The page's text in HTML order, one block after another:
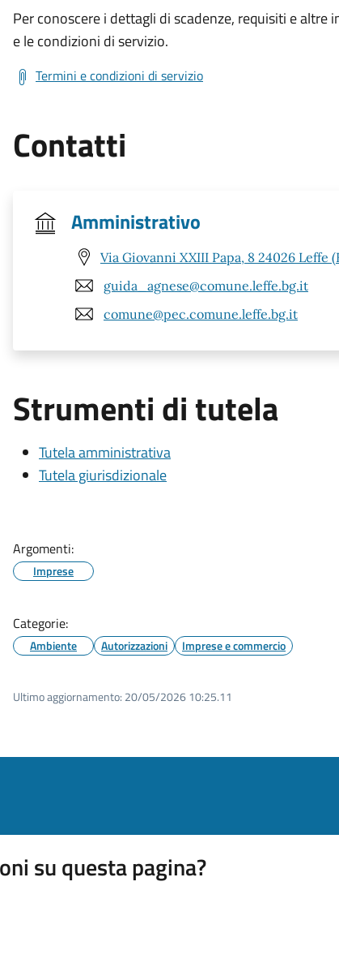
Per conoscere i dettagli di scadenze, requisiti e
e le condizioni di servizio.
Termini e condizioni di servizio
Contatti
Amministrativo
Via Giovanni XXIII Papa, 8 24026 Leffe
guida_agnese@comune.leffe.bg.it
comune@pec.comune.leffe.bg.it
Strumenti di tutela
Tutela amministrativa
Tutela giurisdizionale
Argomenti:
Imprese
Categorie:
Ambiente Autorizzazioni Imprese e commercio
Ultimo aggiornamento: 20/05/2026 10:25.11
su questa pagina?